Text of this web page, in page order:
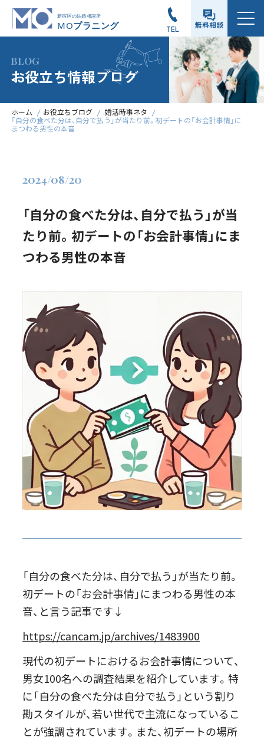
TEL 無料相談
メニュー
BLOG
お役立ち情報ブログ
ホーム お役立ちブログ
.婚活時事ネタ
「自分の食べた分は、自分で払う」が当たり前。初デートの「お会計事情」に
まつわる男性の本音
「自分の食べた分は、自分で払う」が当
たり前。初デートの「お会計事情」にま
つわる男性の本音
2024/08/20
「自分の食べた分は、自分で払う」が当たり前。
初デートの「お会計事情」にまつわる男性の本
音、と言う記事です↓
https://cancam.jp/archives/1483900
現代の初デートにおけるお会計事情について、
男女100名への調査結果を紹介しています。特
に「自分の食べた分は自分で払う」という割り
勘スタイルが、若い世代で主流になっているこ
とが強調されています。また、初デートの場所